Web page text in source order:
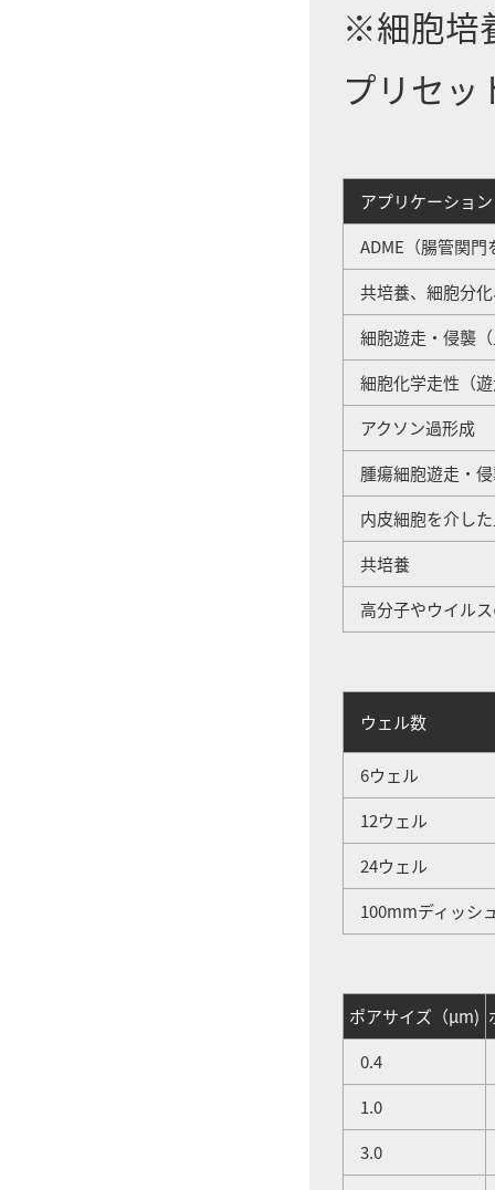
※細胞培
プリセッ
アプリケーション
ADME（腸管関門
共培養、細胞分
細胞遊走・侵襲
細胞化学走性（
アクソン過形成
腫瘍細胞遊走・
内皮細胞を介し
共培養
高分子やウイル
ウェル数
6ウェル
12ウェル
24ウェル
100mmディッシ
ポアサイズ（μm)
0.4
1.0
3.0